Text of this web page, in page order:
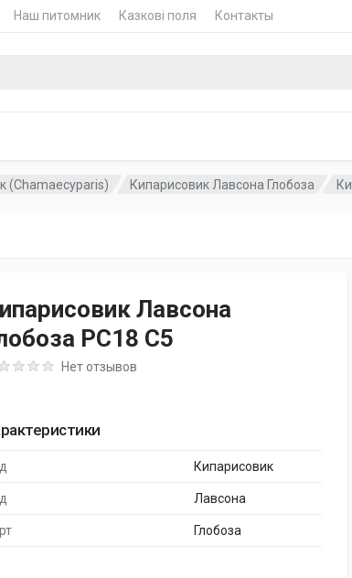
Наш питомник Казкові поля Контакты
(Chamaecyparis) Кипарисовик Лавсона Глобоза
Лавсона
PC18 C5
0 out of 5Нет отзывов
Кипарисовик
Лавсона
Глобоза